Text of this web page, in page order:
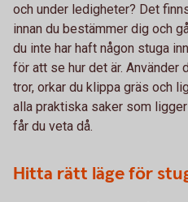
och under ledigheter? Det
innan du bestämmer dig och
du inte har haft någon stuga
för att se hur det är. Använder
tror, orkar du klippa gräs och
alla praktiska saker som
får du veta då.
Hitta rätt läge för